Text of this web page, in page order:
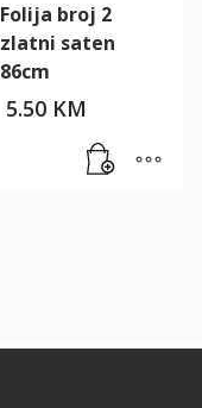
Folija broj 2
zlatni saten
86cm
5.50 KM